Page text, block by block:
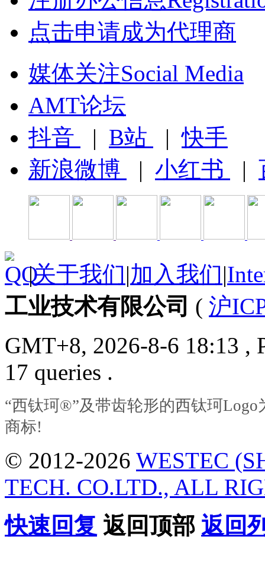
点击申请成为代理商
媒体关注Social Media
AMT论坛
抖音
| B站 |快手
新浪微博
| 小红书 |
|关于我们|加入我们|
工业技术有限公司 ( 沪
GMT+8, 2026-8-6 18:13 ,
17 queries .
“西钛珂®”及带齿轮形的西钛珂
商标!
© 2012-2026 WESTEC
TECH. CO.LTD., ALL
快速回复 返回顶部 返回